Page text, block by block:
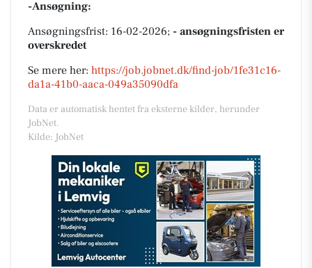
-Ansøgning:
Ansøgningsfrist: 16-02-2026; - ansøgningsfristen er
overskredet
Se mere her: https://job.jobnet.dk/find-job/1fe31c16-
da1a-41b0-aaca-049a35090dfa
Data er automatisk hentet fra eksterne kilder, herunder
JobNet.
Kilde: JobNet